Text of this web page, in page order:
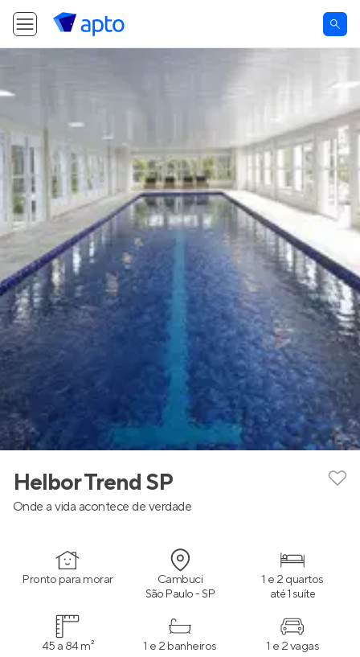
Helbor Trend SP
Onde a vida acontece de verdade
Pronto para morar Cambuci
São Paulo - SP
1 e 2 quartos
até 1 suíte
45 a 84 m² 1 e 2 banheiros 1 e 2 vagas